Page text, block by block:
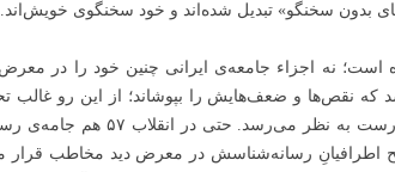
بدون سخنگو» تبدیل شده‌اند و خود سخنگوی خویش‌اند.
است؛ نه اجزاء جامعه‌ی ایرانی چنین خود را در معرض
که نقص‌ها و ضعف‌هایش را بپوشاند؛ از این رو غالب
سال ۵۷ مقایسه می‌کند ناتمام، بلکه
اطرافیانِ رسانه‌شناسش در معرض دید مخاطب قرار